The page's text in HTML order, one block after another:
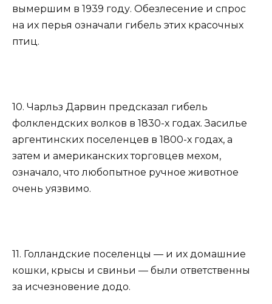
вымершим в 1939 году. Обезлесение и спрос
на их перья означали гибель этих красочных
птиц.
10. Чарльз Дарвин предсказал гибель
фолклендских волков в 1830-х годах. Засилье
аргентинских поселенцев в 1800-х годах, а
затем и американских торговцев мехом,
означало, что любопытное ручное животное
очень уязвимо.
11. Голландские поселенцы — и их домашние
кошки, крысы и свиньи — были ответственны
за исчезновение додо.